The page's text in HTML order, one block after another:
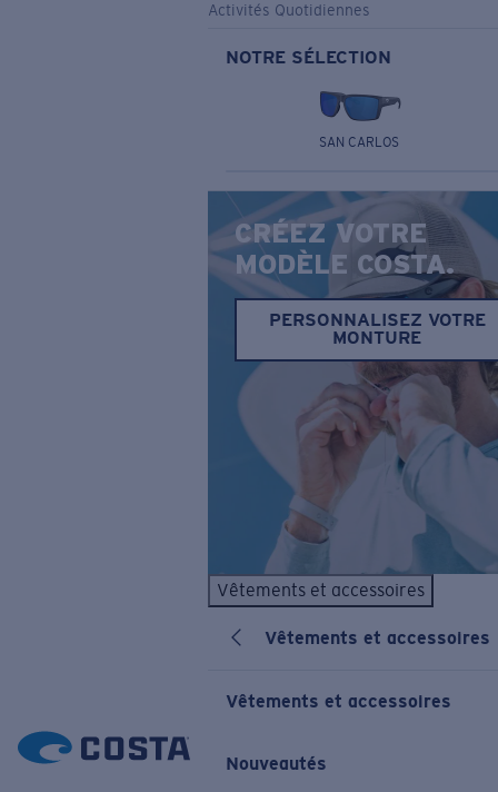
Activités Quotidiennes
NOTRE SÉLECTION
SAN CARLOS
CRÉEZ VOTRE
MODÈLE COSTA.
PERSONNALISEZ VOTRE
MONTURE
Vêtements et accessoires
Vêtements et accessoires
Vêtements et accessoires
Nouveautés